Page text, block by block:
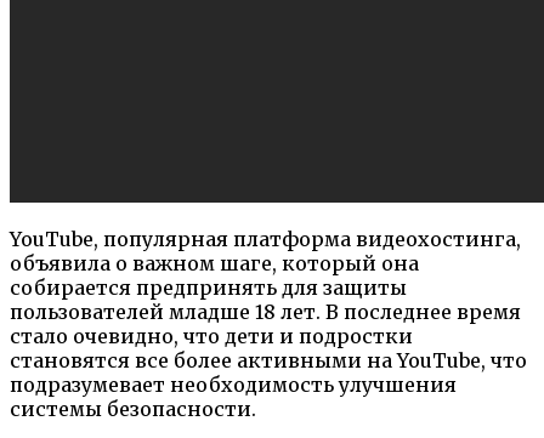
YouTube, популярная платформа видеохостинга,
объявила о важном шаге, который она
собирается предпринять для защиты
пользователей младше 18 лет. В последнее время
стало очевидно, что дети и подростки
становятся все более активными на YouTube, что
подразумевает необходимость улучшения
системы безопасности.